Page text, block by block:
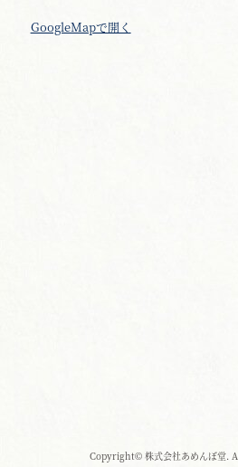
GoogleMapで開く
Copyright© 株式会社あめんぼ堂.